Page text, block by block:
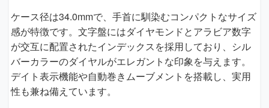
ケース径は34.0mmで、手首に馴染むコンパクトなサイズ
感が特徴です。文字盤にはダイヤモンドとアラビア数字
が交互に配置されたインデックスを採用しており、シル
バーカラーのダイヤルがエレガントな印象を与えます。
デイト表示機能や自動巻きムーブメントを搭載し、実用
性も兼ね備えています。